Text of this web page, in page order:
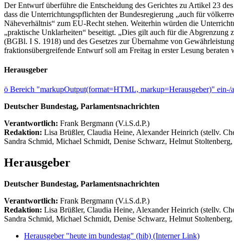
Der Entwurf überführe die Entscheidung des Gerichtes zu Artikel 23
dass die Unterrichtungspflichten der Bundesregierung „auch für
Näheverhältnis“ zum EU-Recht stehen. Weiterhin würden die
„praktische Unklarheiten“ beseitigt. „Dies gilt auch für die Abgrenzung
(BGBl. I S. 1918) und des Gesetzes zur Übernahme von
fraktionsübergreifende Entwurf soll am Freitag in erster Lesung beraten
Herausgeber
ö Bereich "markupOutput(format=HTML, markup=Herausgeber)" ein-/
Deutscher Bundestag, Parlamentsnachrichten
Verantwortlich: Frank Bergmann (V.i.S.d.P.)
Redaktion: Lisa Brüßler, Claudia Heine, Alexander Heinrich (stellv.
Sandra Schmid, Michael Schmidt, Denise Schwarz, Helmut
Herausgeber
Deutscher Bundestag, Parlamentsnachrichten
Verantwortlich: Frank Bergmann (V.i.S.d.P.)
Redaktion: Lisa Brüßler, Claudia Heine, Alexander Heinrich (stellv.
Sandra Schmid, Michael Schmidt, Denise Schwarz, Helmut
Herausgeber "heute im bundestag" (hib) (Interner Link)